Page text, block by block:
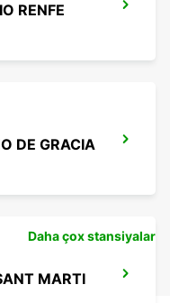
RENFE
DE GRACIA
MARTI
Daha çox stansiyalar